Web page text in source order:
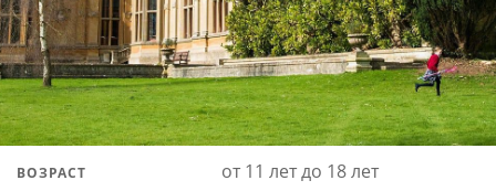
ВОЗРАСТ от 11 лет до 18 лет